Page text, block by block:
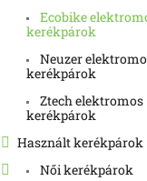
Ecobike
kerékpárok
Neuzer
kerékpárok
Ztech elektromos
kerékpárok
Használt kerékpárok
Női kerékpárok